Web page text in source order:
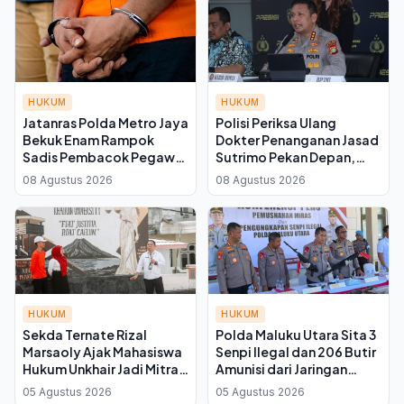
HUKUM
Jatanras Polda Metro Jaya
Bekuk Enam Rampok
Sadis Pembacok Pegawai
Koperasi di Cibitung
08 Agustus 2026
HUKUM
Polisi Periksa Ulang
Dokter Penanganan Jasad
Sutrimo Pekan Depan,
Fokus pada Kondisi
Korban
08 Agustus 2026
HUKUM
Sekda Ternate Rizal
Marsaoly Ajak Mahasiswa
Hukum Unkhair Jadi Mitra
Kritis Kawal Kebijakan
05 Agustus 2026
HUKUM
Polda Maluku Utara Sita 3
Senpi Ilegal dan 206 Butir
Amunisi dari Jaringan
Filipina di Halmahera
05 Agustus 2026